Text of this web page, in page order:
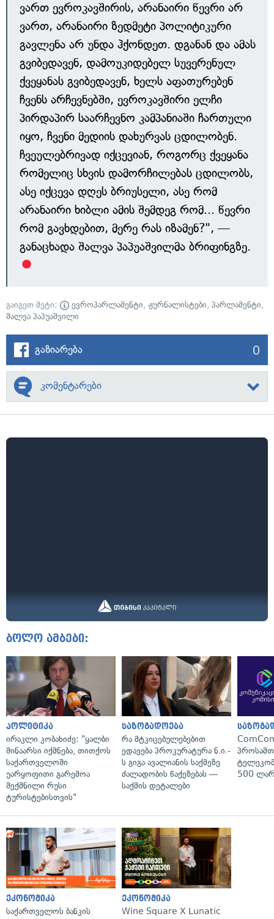
ვართ ევროკავშირის, არანაირი წევრი არ
ვართ, არანაირი ზედმეტი პოლიტიკური
გავლენა არ უნდა ჰქონდეთ. დგანან და ამას
გვიბედავენ, დამოუკიდებელ სუვერენულ
ქვეყანას გვიბედავენ, ხელს აფათურებენ
ჩვენს არჩევნებში, ევროკავშირი ელჩი
პირდაპირ საარჩევნო კამპანიაში ჩართული
იყო, ჩვენი მედიის დახურვას ცდილობენ.
ჩვეულებრივად იქცევიან, როგორც ქვეყანა
რომელიც სხვის დამორჩილებას ცდილობს,
ასე იქცევა დღეს ბრიუსელი, ასე რომ
არანაირი ხიბლი ამის შემდეგ რომ... წევრი
რომ გავხდებით, მერე რას იზამენ?", —
განაცხადა შალვა პაპუაშვილმა ბრიფინგზე.
გაიგეთ მეტი: ევროპარლამენტი, ჟურნალისტები, პარლამენტი,
შალვა პაპუაშვილი
გაზიარება 0
კომენტარები
ბოლო ამბები:
პოლიტიკა
ირაკლი კობახიძე: "ყალბი
შინაარსი იქმნება, თითქოს
საქართველოში
უარყოფითი გარემოა
შექმნილი რუსი
ტურისტებისთვის"
საზოგადოება
რა მტკიცებულებებით
ედავება პროკურატურა ნ.ი.-
ს გიგა ავალიანის საქმეზე
ძალადობის წაქეზებას —
საქმის დეტალები
500
ეკონომიკა
საქართველოს ბანკის
ეკონომიკა
Wine Square X Lunatic